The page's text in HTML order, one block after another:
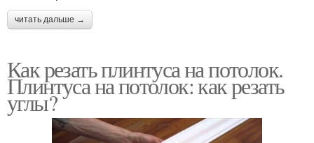
читать дальше →
Как резать плинтуса на потолок.
Плинтуса на потолок: как резать
углы?